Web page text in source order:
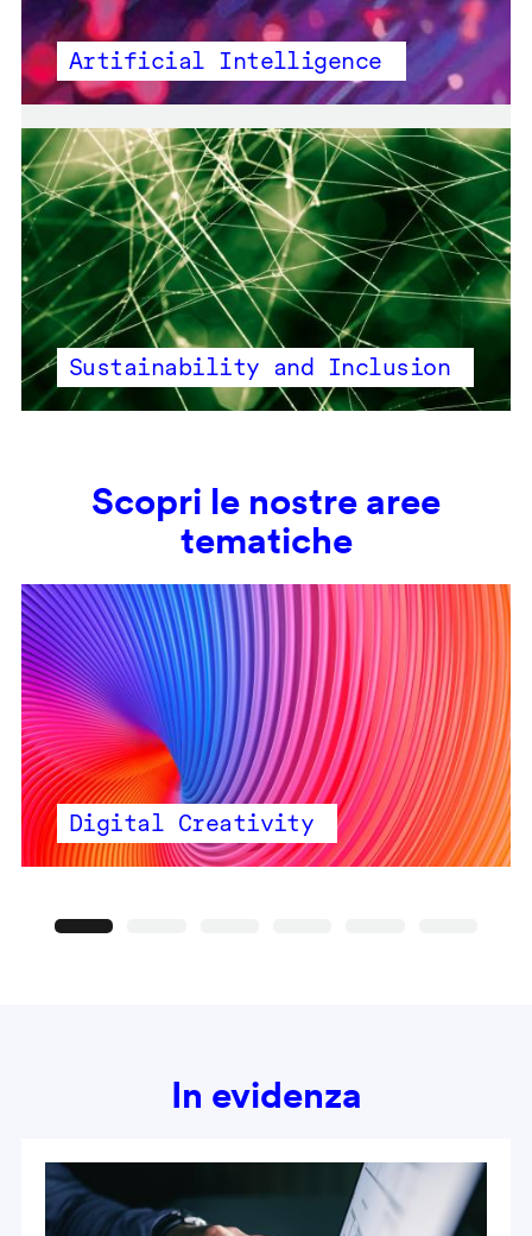
Artificial Intelligence
Sustainability and Inclusion
Scopri le nostre aree
tematiche
Digital Creativity
In evidenza